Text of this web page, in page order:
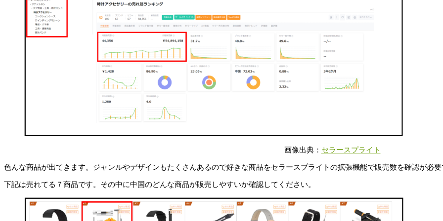
画像出典： セラースプライト
色んな商品が出てきます。ジャンルやデザインもたくさんあるので好きな商品をセラースプライトの拡張機能で販売数を確認が必
下記は売れてる７商品です。その中に中国のどんな商品が販売しやすいか確認してください。